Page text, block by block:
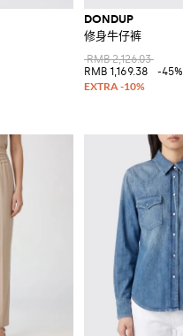
DONDUP
修身牛仔裤
RMB 2,126.03
RMB 1,169.38
-45%